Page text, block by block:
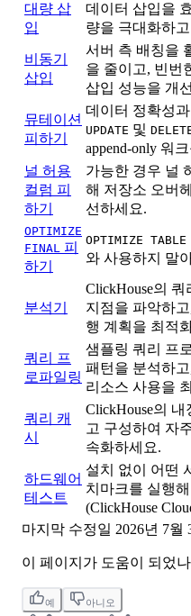
대량 삽
입
데이터 삽입을
량을 극대화하
비동기
삽입
서버 측 배칭을
을 줄이고, 빈번
삽입 성능을 개
뮤테이션
피하기
데이터 정확성
UPDATE 및
append-only 워
널 허용
컬럼 피
하기
가능한 경우 널
해 저장소 오버
선하세요.
OPTIMIZE
FINAL 피
하기
OPTIMIZE
와 사용하지 말
분석기
ClickHouse의
지점을 파악하
행 계획을 최적
쿼리 프
로파일링
샘플링 쿼리 프
패턴을 분석하
리소스 사용을
쿼리 캐
시
ClickHouse의
고 구성하여 자
속화하세요.
하드웨어
테스트
설치 없이 어떤
치마크를 실행
(ClickHouse
마지막 수정일 2026년 7월
이 페이지가 도움이 되었
예 아니오